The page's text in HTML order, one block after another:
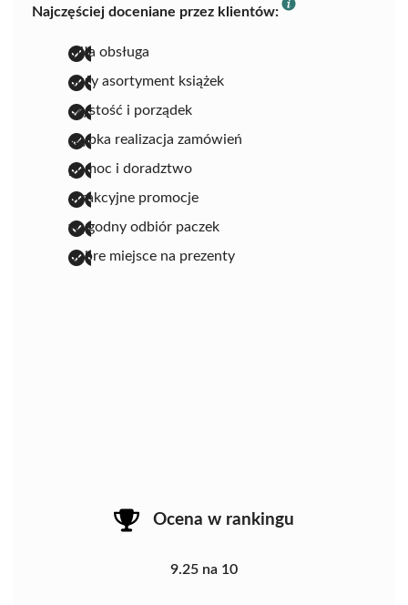
Najczęściej doceniane przez klientów:
miła obsługa
duży asortyment książek
czystość i porządek
szybka realizacja zamówień
pomoc i doradztwo
atrakcyjne promocje
wygodny odbiór paczek
dobre miejsce na prezenty
Ocena w rankingu
9.25 na 10